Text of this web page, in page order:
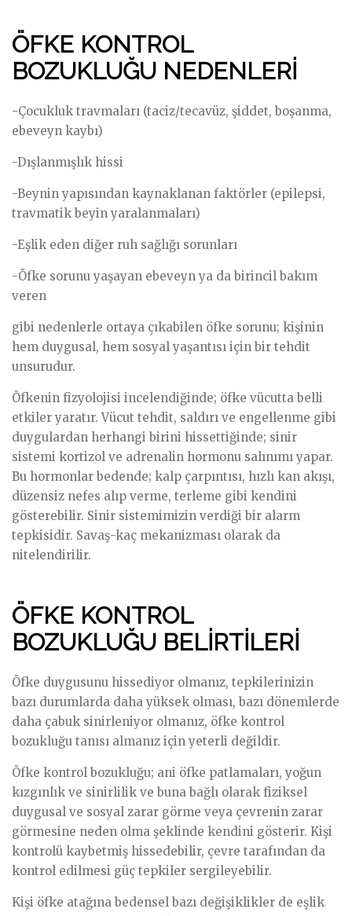
ÖFKE KONTROL
BOZUKLUĞU NEDENLERİ
-Çocukluk travmaları (taciz/tecavüz, şiddet, boşanma,
ebeveyn kaybı)
-Dışlanmışlık hissi
-Beynin yapısından kaynaklanan faktörler (epilepsi,
travmatik beyin yaralanmaları)
-Eşlik eden diğer ruh sağlığı sorunları
-Öfke sorunu yaşayan ebeveyn ya da birincil bakım
veren
gibi nedenlerle ortaya çıkabilen öfke sorunu; kişinin
hem duygusal, hem sosyal yaşantısı için bir tehdit
unsurudur.
Öfkenin fizyolojisi incelendiğinde; öfke vücutta belli
etkiler yaratır. Vücut tehdit, saldırı ve engellenme gibi
duygulardan herhangi birini hissettiğinde; sinir
sistemi kortizol ve adrenalin hormonu salınımı yapar.
Bu hormonlar bedende; kalp çarpıntısı, hızlı kan akışı,
düzensiz nefes alıp verme, terleme gibi kendini
gösterebilir. Sinir sistemimizin verdiği bir alarm
tepkisidir. Savaş-kaç mekanizması olarak da
nitelendirilir.
ÖFKE KONTROL
BOZUKLUĞU BELİRTİLERİ
Öfke duygusunu hissediyor olmanız, tepkilerinizin
bazı durumlarda daha yüksek olması, bazı dönemlerde
daha çabuk sinirleniyor olmanız, öfke kontrol
bozukluğu tanısı almanız için yeterli değildir.
Öfke kontrol bozukluğu; ani öfke patlamaları, yoğun
kızgınlık ve sinirlilik ve buna bağlı olarak fiziksel
duygusal ve sosyal zarar görme veya çevrenin zarar
görmesine neden olma şeklinde kendini gösterir. Kişi
kontrolü kaybetmiş hissedebilir, çevre tarafından da
kontrol edilmesi güç tepkiler sergileyebilir.
Kişi öfke atağına bedensel bazı değişiklikler de eşlik